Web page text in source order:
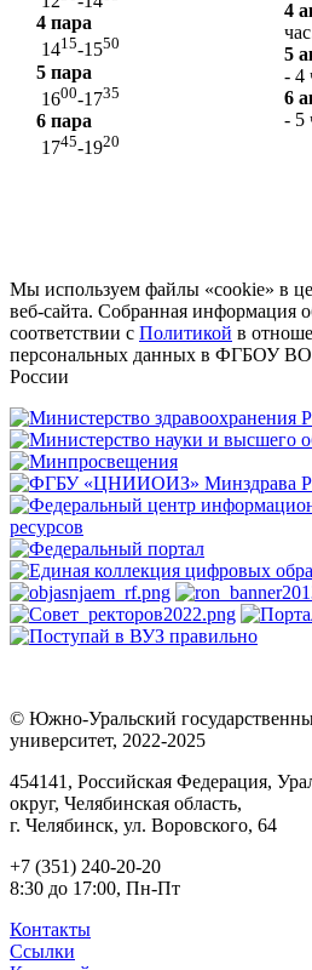
4 пара
1415-1550
5 пара
1600-1735
6 пара
1745-1920
4
5
- 4
6
- 5
Мы используем файлы «cookie» в
веб-сайта. Собранная информация
соответствии с Политикой в
персональных данных в ФГБОУ
России
© Южно-Уральский
университет, 2022-2025
454141, Российская Федерация,
округ, Челябинская область,
г. Челябинск, ул. Воровского, 64
+7 (351) 240-20-20
8:30 до 17:00, Пн-Пт
Контакты
Ссылки